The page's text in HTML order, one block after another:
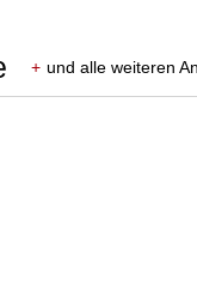
+ und alle weiteren